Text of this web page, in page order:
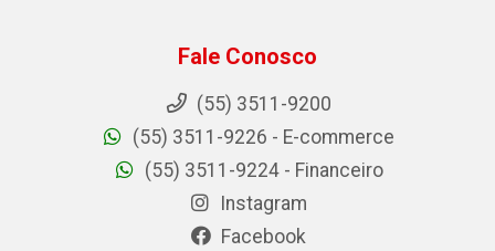
Fale Conosco
(55) 3511-9200
(55) 3511-9226 - E-commerce
(55) 3511-9224 - Financeiro
Instagram
Facebook